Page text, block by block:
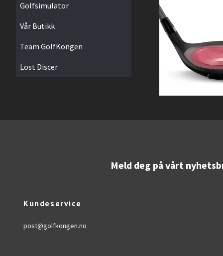
Golfsimulator
Vår Butikk
Team GolfKongen
Lost Discer
Meld deg på vårt
Kundeservice
post@golfkongen.no